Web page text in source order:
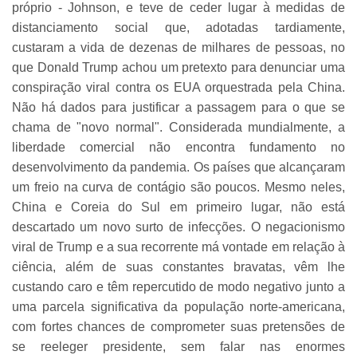
próprio - Johnson, e teve de ceder lugar à medidas de
distanciamento social que, adotadas tardiamente,
custaram a vida de dezenas de milhares de pessoas, no
que Donald Trump achou um pretexto para denunciar uma
conspiração viral contra os EUA orquestrada pela China.
Não há dados para justificar a passagem para o que se
chama de "novo normal". Considerada mundialmente, a
liberdade comercial não encontra fundamento no
desenvolvimento da pandemia. Os países que alcançaram
um freio na curva de contágio são poucos. Mesmo neles,
China e Coreia do Sul em primeiro lugar, não está
descartado um novo surto de infecções. O negacionismo
viral de Trump e a sua recorrente má vontade em relação à
ciência, além de suas constantes bravatas, vêm lhe
custando caro e têm repercutido de modo negativo junto a
uma parcela significativa da população norte-americana,
com fortes chances de comprometer suas pretensões de
se reeleger presidente, sem falar nas enormes